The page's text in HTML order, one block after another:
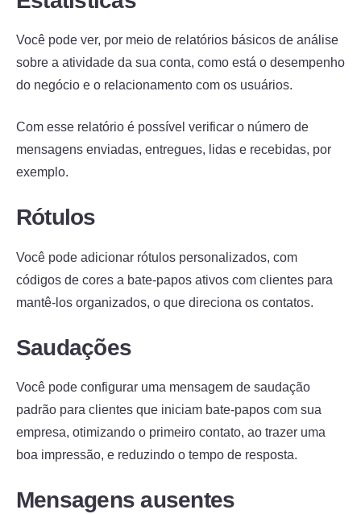
Você pode ver, por meio de relatórios básicos de análise
sobre a atividade da sua conta, como está o desempenho
do negócio e o relacionamento com os usuários.
Com esse relatório é possível verificar o número de
mensagens enviadas, entregues, lidas e recebidas, por
exemplo.
Rótulos
Você pode adicionar rótulos personalizados, com
códigos de cores a bate-papos ativos com clientes para
mantê-los organizados, o que direciona os contatos.
Saudações
Você pode configurar uma mensagem de saudação
padrão para clientes que iniciam bate-papos com sua
empresa, otimizando o primeiro contato, ao trazer uma
boa impressão, e reduzindo o tempo de resposta.
Mensagens ausentes